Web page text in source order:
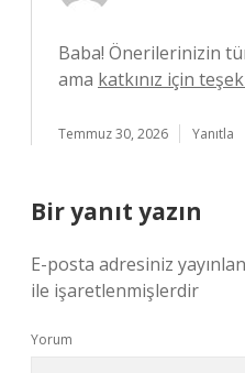
Baba! Önerilerinizin
ama katkınız için
Temmuz 30, 2026 Yanıtla
Bir yanıt yazın
E-posta adresiniz
ile işaretlenmişlerdir
Yorum